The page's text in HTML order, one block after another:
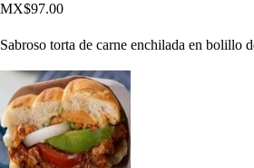
MX$97.00
Sabroso torta de carne enchilada en bolillo